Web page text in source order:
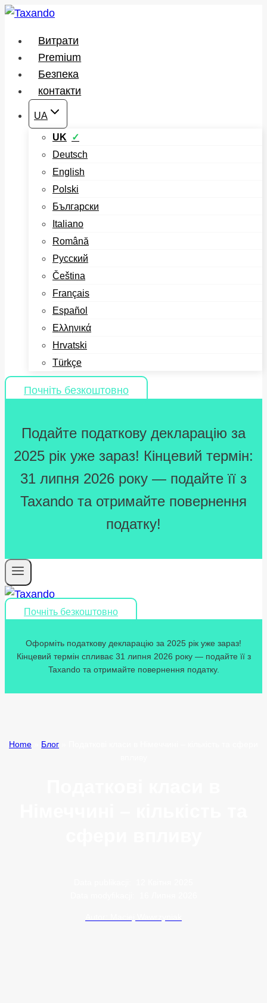
Перейти
вмісту
Витрати
Premium
Безпека
контакти
UA
UK
Deutsch
English
Polski
Български
Italiano
Română
Русский
Čeština
Français
Español
Ελληνικά
Hrvatski
Türkçe
Почніть безкоштовно
Подайте податкову декларацію за
2025 рік уже зараз! Кінцевий термін:
31 липня 2026 року — подайте її з
Taxando та отримайте повернення
податку!
Почніть безкоштовно
Оформіть податкову декларацію за 2025 рік уже зараз!
Кінцевий термін спливає 31 липня 2026 року — подайте її з
Taxando та отримайте повернення податку.
Home Блог